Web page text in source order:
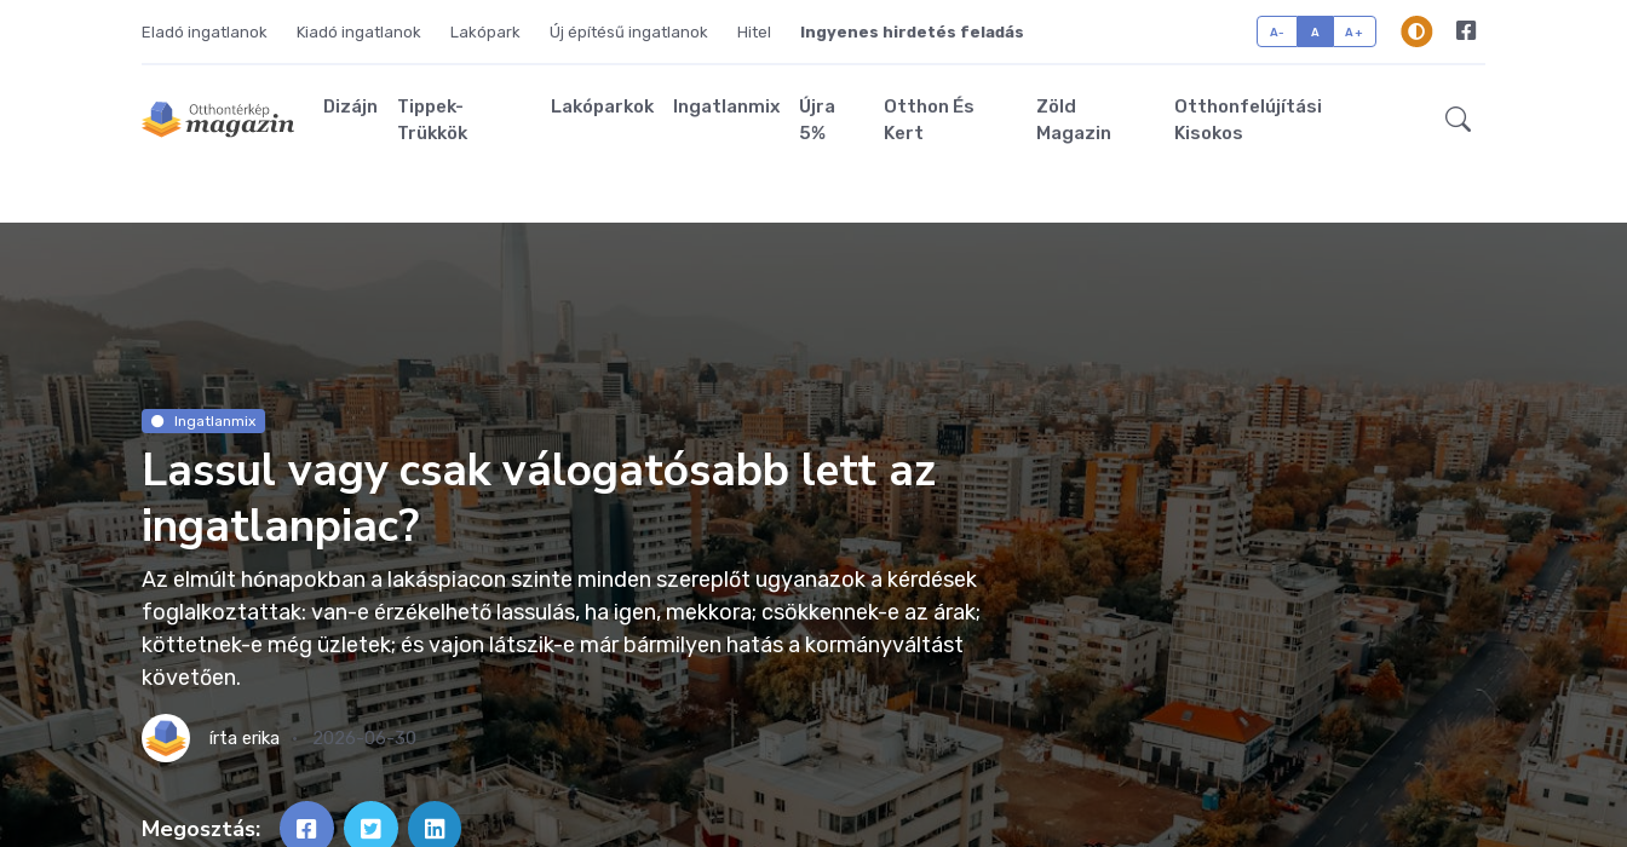
Eladó ingatlanok Kiadó ingatlanok Lakópark Új építésű ingatlanok Hitel Ingyenes hirdetés feladás A- A A+
Dizájn
Tippek-
Trükkök
Lakóparkok Ingatlanmix
Újra
5%
Otthon És
Kert
Zöld
Magazin
Otthonfelújítási
Kisokos
Ingatlanmix
Lassul vagy csak válogatósabb lett az
ingatlanpiac?
Az elmúlt hónapokban a lakáspiacon szinte minden szereplőt ugyanazok a kérdések
foglalkoztattak: van-e érzékelhető lassulás, ha igen, mekkora; csökkennek-e az árak;
köttetnek-e még üzletek; és vajon látszik-e már bármilyen hatás a kormányváltást
követően.
írta erika 2026-06-30
Megosztás: